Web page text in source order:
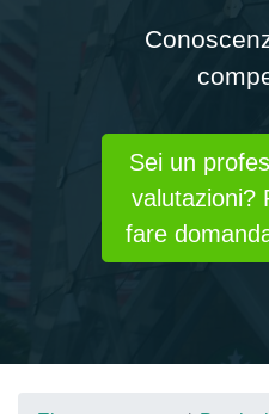
Sei un
valutazioni?
fare